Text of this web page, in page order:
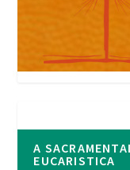
A
EUCARISTICA